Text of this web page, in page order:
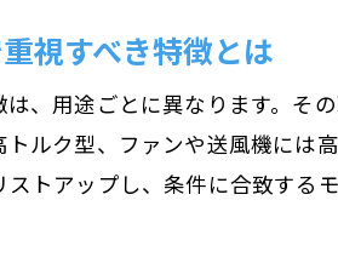
視すべき特徴とは
、用途ごとに異なります。そ
ルク型、ファンや送風機に
トアップし、条件に合致する